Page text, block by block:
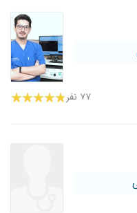
۷۷ نفر